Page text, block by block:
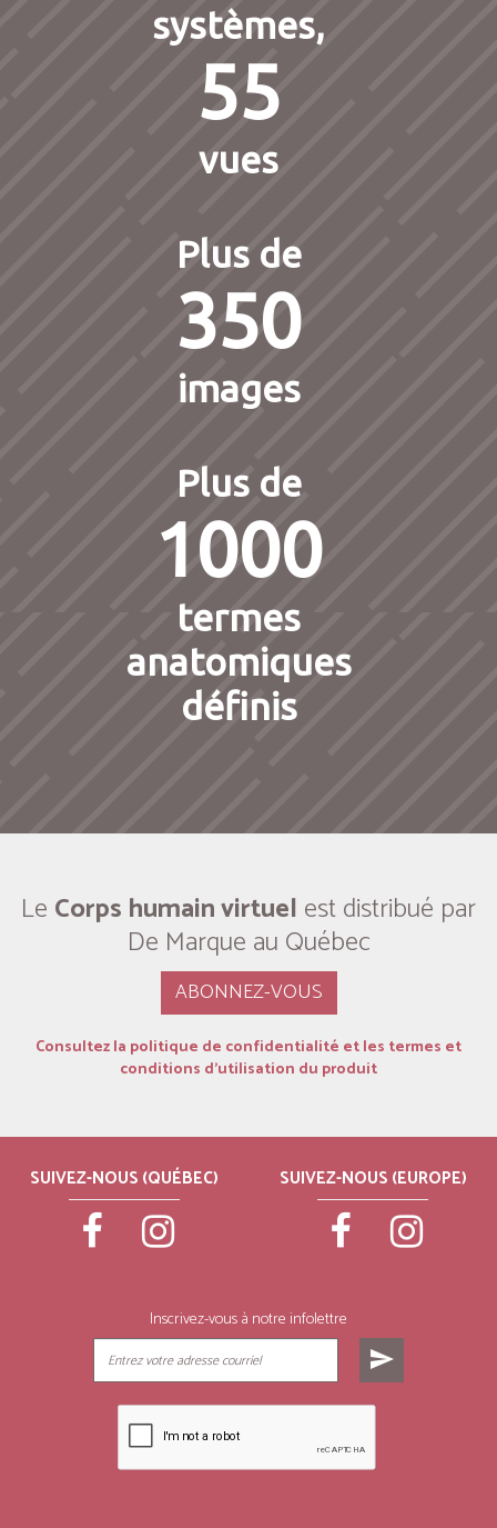
systèmes,
55
vues
Plus de
350
images
Plus de
1000
termes
anatomiques
définis
Le Corps humain virtuel est distribué par
De Marque au Québec
ABONNEZ-VOUS
Consultez la politique de confidentialité et les termes et
conditions d’utilisation du produit
SUIVEZ-NOUS (QUÉBEC) SUIVEZ-NOUS (EUROPE)
Inscrivez-vous à notre infolettre
send